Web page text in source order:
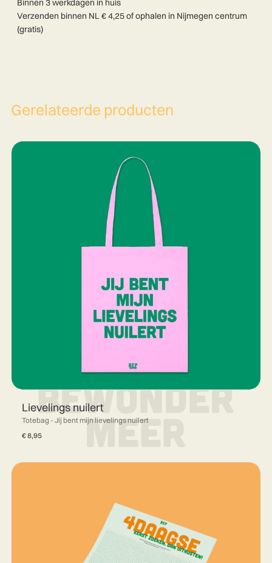
&
mij
Binnen 3 werkdagen in huis
Verzenden binnen NL € 4,25 of ophalen in Nijmegen centrum
(gratis)
Gerelateerde producten
Lievelings nuilert
Totebag - Jij bent mijn lievelings nuilert
€8,95